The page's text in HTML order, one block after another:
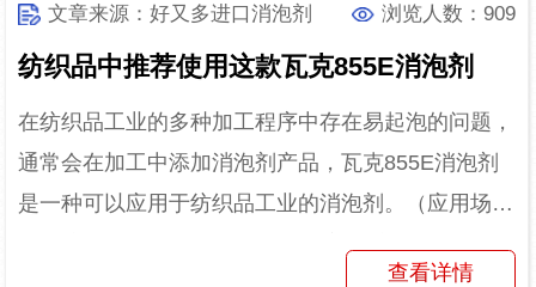
文章来源：好又多进口消泡剂 浏览人数：909
纺织品中推荐使用这款瓦克855E消泡剂
在纺织品工业的多种加工程序中存在易起泡的问题，
通常会在加工中添加消泡剂产品，瓦克855E消泡剂
是一种可以应用于纺织品工业的消泡剂。（应用场
查看详情